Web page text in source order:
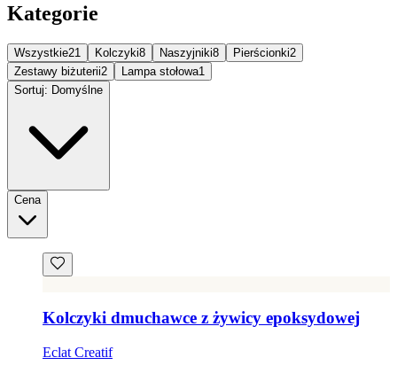
Kategorie
Wszystkie21 Kolczyki8 Naszyjniki8 Pierścionki2
Zestawy biżuterii2 Lampa stołowa1
Sortuj: Domyślne
Cena
Kolczyki dmuchawce z żywicy epoksydowej
Eclat Creatif